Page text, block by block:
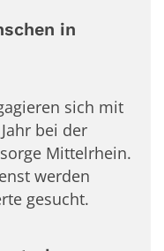
in
sich mit
bei der
Mittelrhein.
werden
gesucht.